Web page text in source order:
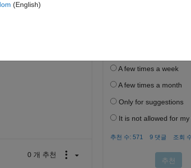
0 개 추천
(English)